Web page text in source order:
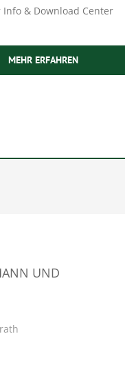
Info & Download Center
MEHR ERFAHREN
UND